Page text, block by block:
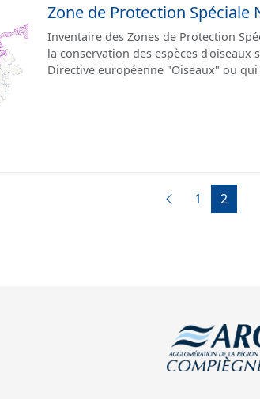
Zone de Protection Spéciale
Inventaire des Zones de Protection
la conservation des espèces d'oiseaux
Directive européenne "Oiseaux" ou
1 2